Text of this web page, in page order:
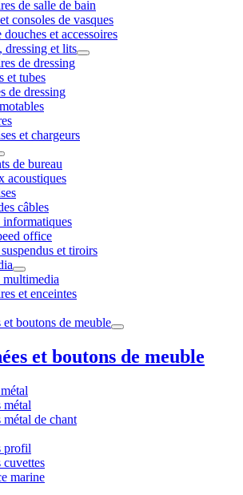
de salle de bain
consoles de vasques
douches et accessoires
dressing et lits
de dressing
et tubes
de dressing
et chargeurs
de bureau
acoustiques
câbles
informatiques
office
et tiroirs
multimedia
et enceintes
et boutons de meuble
et boutons de meuble
métal
métal de chant
profil
cuvettes
marine